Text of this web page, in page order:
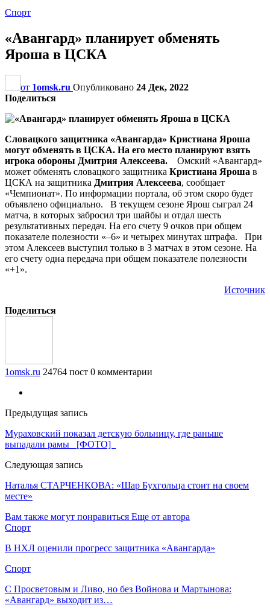
Спорт
«Авангард» планирует обменять
Яроша в ЦСКА
от 1omsk.ru Опубликовано 24 Дек, 2022
Поделиться
Словацкого защитника «Авангарда» Кристиана Яроша
могут обменять в ЦСКА. На его место планируют взять
игрока обороны Дмитрия Алексеева.
Омский «Авангард»
может обменять словацкого защитника Кристиана Яроша в
ЦСКА на защитника Дмитрия Алексеева, сообщает
«Чемпионат». По информации портала, об этом скоро будет
объявлено официально. В текущем сезоне Ярош сыграл 24
матча, в которых забросил три шайбы и отдал шесть
результативных передач. На его счету 9 очков при общем
показателе полезности «–6» и четырех минутах штрафа. При
этом Алексеев выступил только в 3 матчах в этом сезоне. На
его счету одна передача при общем показателе полезности
«+1».
Источник
Поделиться
1omsk.ru 24764 пост 0 комментарии
Предыдущая запись
Мураховский показал детскую больницу, где раньше
выпадали рамы [ФОТО]
Следующая запись
Наталья СТАРЧЕНКОВА: «Шар Бухгольца стоит на своем
месте»
Вам также могут понравиться Еще от автора
Спорт
В НХЛ оценили прогресс защитника «Авангарда»
Спорт
С Просветовым и Ливо, но без Войнова и Мартынова:
«Авангард» выходит из…